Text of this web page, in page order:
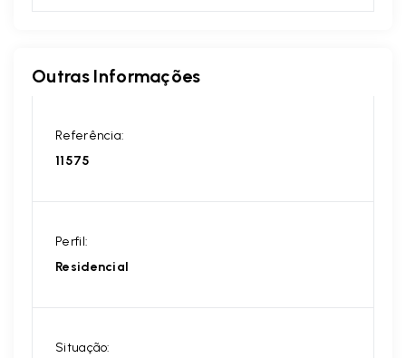
Outras Informações
Referência:
11575
Perfil:
Residencial
Situação: